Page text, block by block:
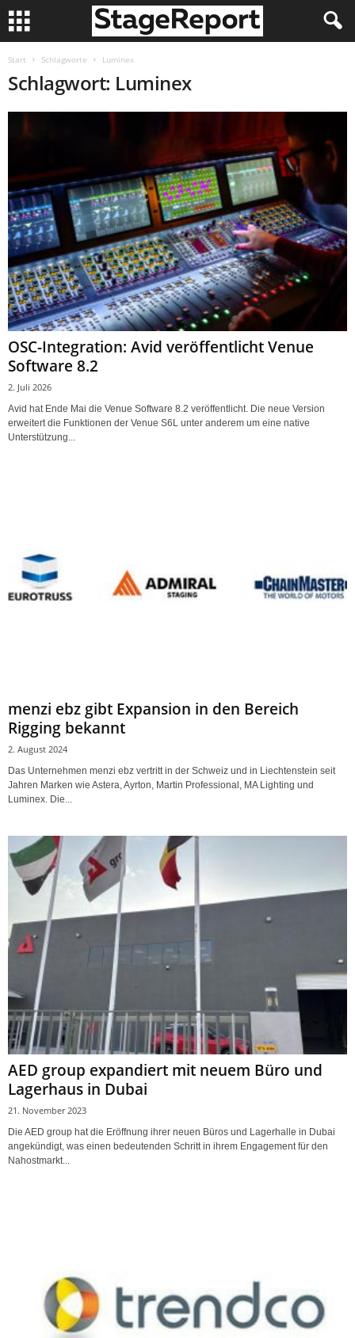
Start Schlagworte Luminex
Schlagwort: Luminex
OSC-Integration: Avid veröffentlicht Venue
Software 8.2
2. Juli 2026
Avid hat Ende Mai die Venue Software 8.2 veröffentlicht. Die neue Version
erweitert die Funktionen der Venue S6L unter anderem um eine native
Unterstützung...
menzi ebz gibt Expansion in den Bereich
Rigging bekannt
2. August 2024
Das Unternehmen menzi ebz vertritt in der Schweiz und in Liechtenstein seit
Jahren Marken wie Astera, Ayrton, Martin Professional, MA Lighting und
Luminex. Die...
AED group expandiert mit neuem Büro und
Lagerhaus in Dubai
21. November 2023
Die AED group hat die Eröffnung ihrer neuen Büros und Lagerhalle in Dubai
angekündigt, was einen bedeutenden Schritt in ihrem Engagement für den
Nahostmarkt...